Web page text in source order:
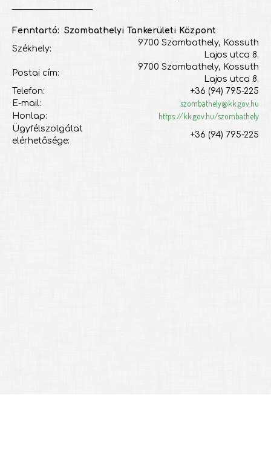
Fenntartó: Szombathelyi Tankerületi Központ
Székhely:
9700 Szombathely, Kossuth
Lajos utca 8.
Postai cím:
9700 Szombathely, Kossuth
Lajos utca 8.
Telefon:
+36 (94) 795-225
E-mail:
szombathely@kk.gov.hu
Honlap: https://kk.gov.hu/szombathely
Ügyfélszolgálat
elérhetősége:
+36 (94) 795-225